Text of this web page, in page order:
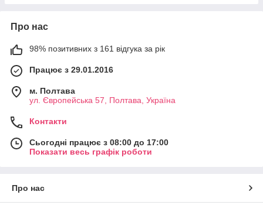
Про нас
98% позитивних з 161 відгука за рік
Працює з 29.01.2016
м. Полтава
ул. Європейська 57, Полтава, Україна
Контакти
Сьогодні працює з 08:00 до 17:00
Показати весь графік роботи
Про нас